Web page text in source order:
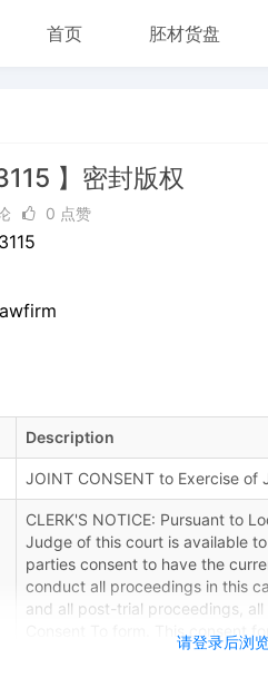
首页 胚材货盘
】密封版权
0 点赞
请登录后浏
Description
JOINT CONSENT to Exercise
CLERK'S NOTICE: Pursuant to
Judge of this court is available
parties consent to have the
conduct all proceedings in this
and all post-trial proceedings,
Consent To form. This consent
parties. The parties can also